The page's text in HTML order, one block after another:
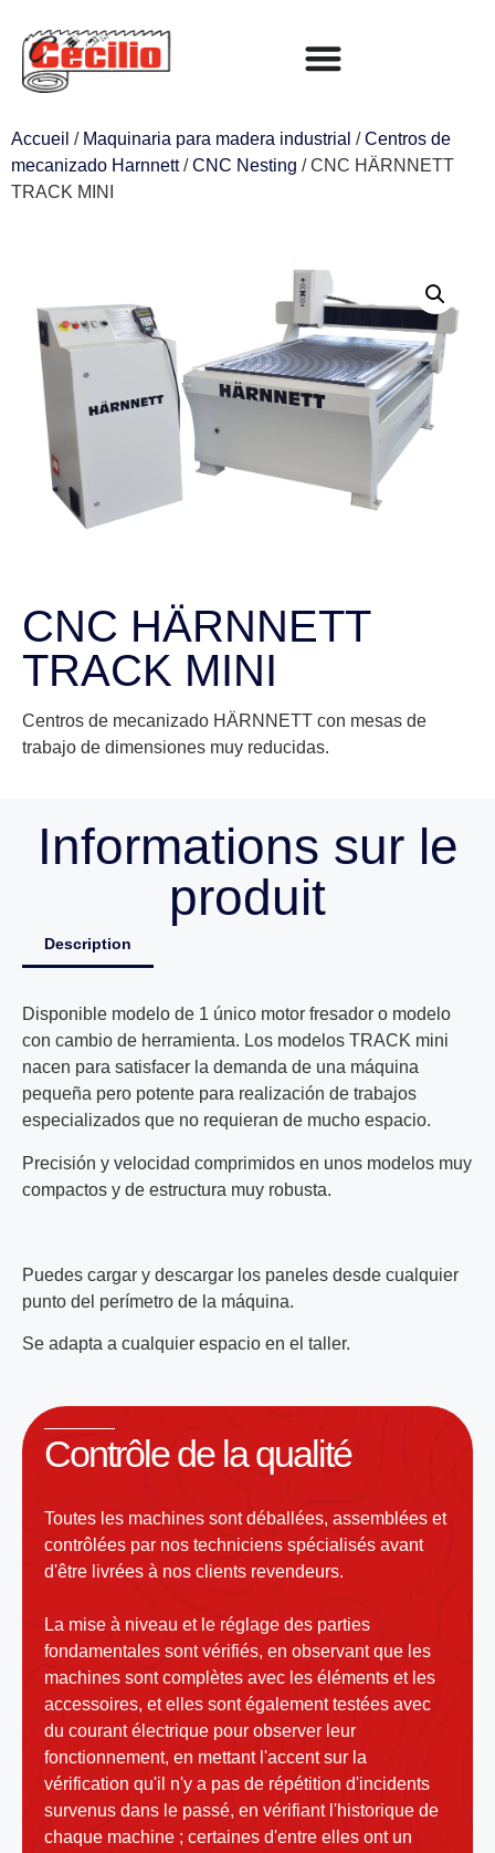
Accueil / Maquinaria para madera industrial /Centros de
mecanizado Harnnett/CNC Nesting / CNC HÄRNNETT
TRACK MINI
CNC HÄRNNETT
TRACK MINI
Centros de mecanizado HÄRNNETT con mesas de
trabajo de dimensiones muy reducidas.
Informations sur le
produit
Description
Disponible modelo de 1 único motor fresador o modelo
con cambio de herramienta. Los modelos TRACK mini
nacen para satisfacer la demanda de una máquina
pequeña pero potente para realización de trabajos
especializados que no requieran de mucho espacio.
Precisión y velocidad comprimidos en unos modelos muy
compactos y de estructura muy robusta.
Puedes cargar y descargar los paneles desde cualquier
punto del perímetro de la máquina.
Se adapta a cualquier espacio en el taller.
Contrôle de la qualité
Toutes les machines sont déballées, assemblées et
contrôlées par nos techniciens spécialisés avant
d'être livrées à nos clients revendeurs.
La mise à niveau et le réglage des parties
fondamentales sont vérifiés, en observant que les
machines sont complètes avec les éléments et les
accessoires, et elles sont également testées avec
du courant électrique pour observer leur
fonctionnement, en mettant l'accent sur la
vérification qu'il n'y a pas de répétition d'incidents
survenus dans le passé, en vérifiant l'historique de
chaque machine ; certaines d'entre elles ont un